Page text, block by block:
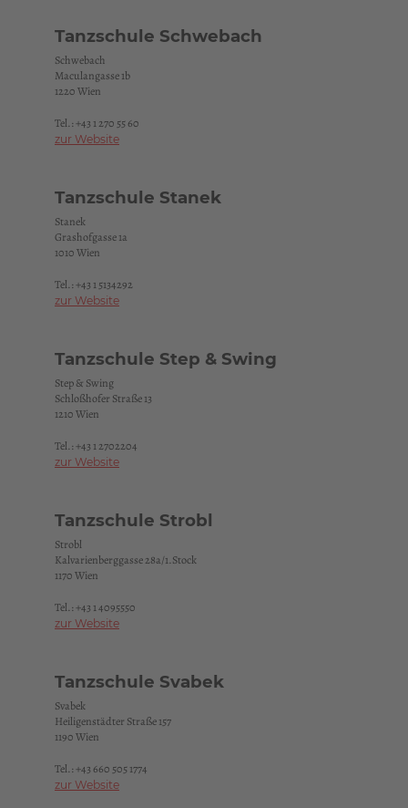
Tanzschule Schwebach
Schwebach
Maculangasse 1b
1220 Wien
Tel.:+43 1 270 55 60
zur Website
Tanzschule Stanek
Stanek
Grashofgasse 1a
1010 Wien
Tel.:+43 1 5134292
zur Website
Tanzschule Step & Swing
Step & Swing
Schloßhofer Straße 13
1210 Wien
Tel.:+43 1 2702204
zur Website
Tanzschule Strobl
Strobl
Kalvarienberggasse 28a/1.Stock
1170 Wien
Tel.:+43 1 4095550
zur Website
Tanzschule Svabek
Svabek
Heiligenstädter Straße 157
1190 Wien
Tel.:+43 660 505 1774
zur Website